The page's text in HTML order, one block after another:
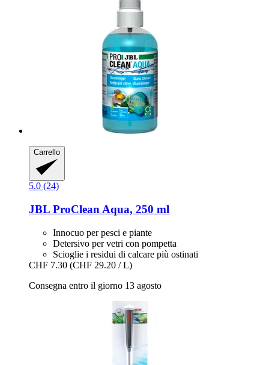
Carrello
5.0 (24)
JBL ProClean Aqua, 250 ml
Innocuo per pesci e piante
Detersivo per vetri con pompetta
Scioglie i residui di calcare più ostinati
CHF 7.30 (CHF 29.20 / L)
Consegna entro il giorno 13 agosto